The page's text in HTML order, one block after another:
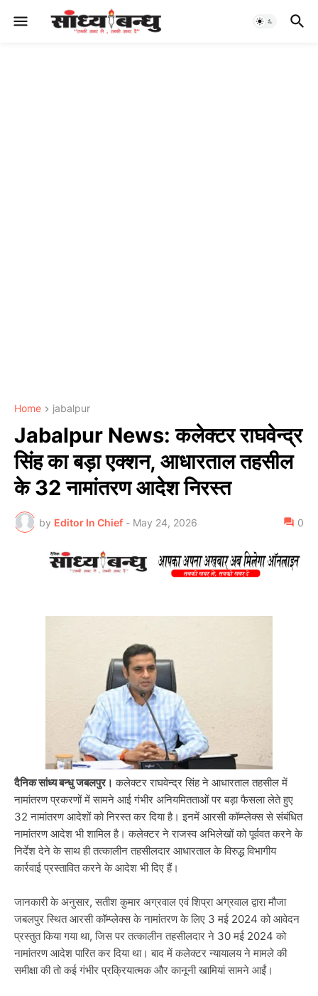
Home jabalpur
Jabalpur News: कलेक्टर राघवेन्द्र
सिंह का बड़ा एक्शन, आधारताल तहसील
के 32 नामांतरण आदेश निरस्त
by Editor In Chief - May 24, 2026 0
दैनिक सांध्य बन्धु जबलपुर। कलेक्टर राघवेन्द्र सिंह ने आधारताल तहसील में
नामांतरण प्रकरणों में सामने आई गंभीर अनियमितताओं पर बड़ा फैसला लेते हुए
32 नामांतरण आदेशों को निरस्त कर दिया है। इनमें आरसी कॉम्प्लेक्स से संबंधित
नामांतरण आदेश भी शामिल है। कलेक्टर ने राजस्व अभिलेखों को पूर्ववत करने के
निर्देश देने के साथ ही तत्कालीन तहसीलदार आधारताल के विरुद्ध विभागीय
कार्रवाई प्रस्तावित करने के आदेश भी दिए हैं।
जानकारी के अनुसार, सतीश कुमार अग्रवाल एवं शिप्रा अग्रवाल द्वारा मौजा
जबलपुर स्थित आरसी कॉम्प्लेक्स के नामांतरण के लिए 3 मई 2024 को आवेदन
प्रस्तुत किया गया था, जिस पर तत्कालीन तहसीलदार ने 30 मई 2024 को
नामांतरण आदेश पारित कर दिया था। बाद में कलेक्टर न्यायालय ने मामले की
समीक्षा की तो कई गंभीर प्रक्रियात्मक और कानूनी खामियां सामने आईं।